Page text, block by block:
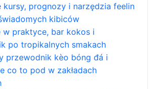
kursy, prognozy i narzędzia feelin
kibiców
w praktyce, bar kokos i
po tropikalnych smakach
przewodnik kèo bóng đá i
co to pod w zakładach